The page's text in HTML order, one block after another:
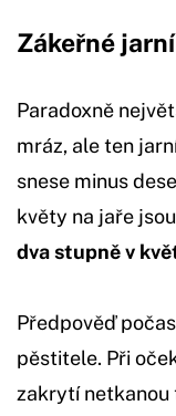
Zákeřné
Paradoxně
mráz, ale ten
snese minus
květy na jaře
dva stupně v
Předpověď
pěstitele. Při
zakrytí